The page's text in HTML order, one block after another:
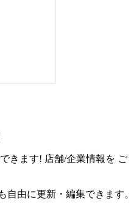
きます! 店舗/企業情報を ご
自由に更新・編集できます。